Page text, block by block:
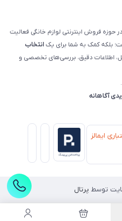
حوزه فروش اینترنتی لوازم خانگی فعالیت
بلکه کمک به شما برای یک انتخاب
اطلاعات دقیق، بررسی‌های تخصصی و
آگاهانه
توسط پرتال